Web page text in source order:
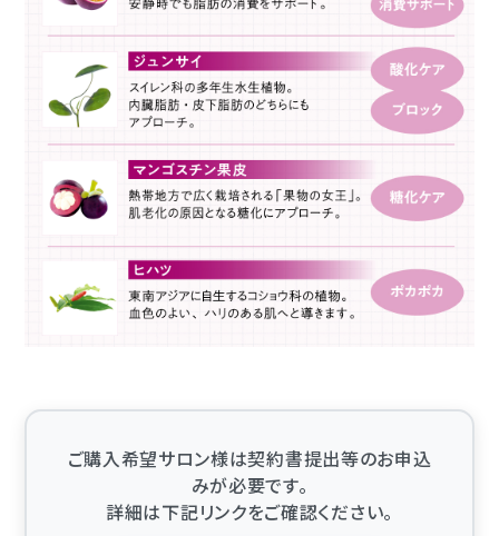
ご購入希望サロン様は契約書提出等のお申込
みが必要です。
詳細は下記リンクをご確認ください。